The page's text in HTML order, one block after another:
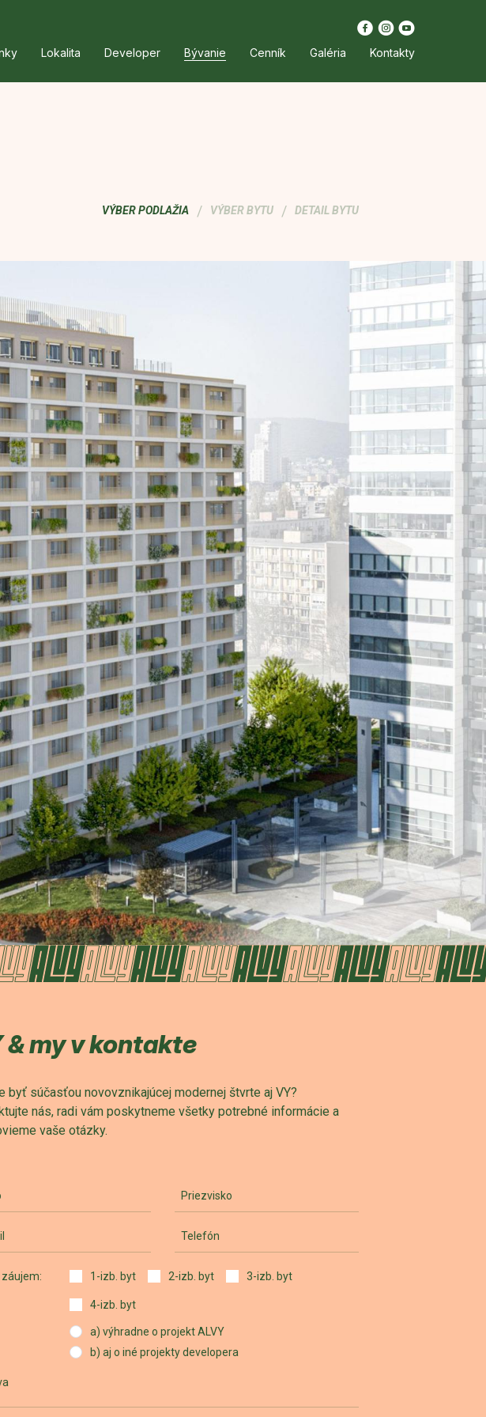
Lokalita Developer Bývanie Cenník Galéria Kontakty
VÝBER PODLAŽIA / VÝBER BYTU / DETAIL BYTU
& my v kontakte
byť súčasťou novovznikajúcej modernej štvrte aj VY?
nás, radi vám poskytneme všetky potrebné informácie a
vaše otázky.
Priezvisko
Telefón
1-izb. byt 2-izb. byt 3-izb. byt
4-izb. byt
a) výhradne o projekt ALVY
b) aj o iné projekty developera